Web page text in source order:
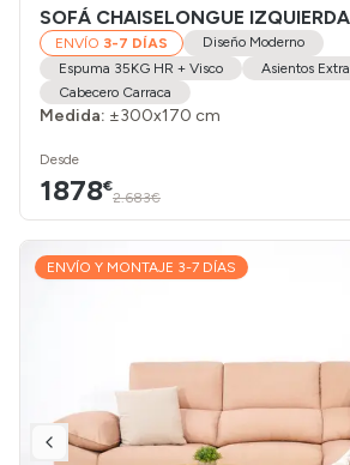
SOFÁ CHAISELONGUE
ENVÍO 3-7 DÍAS
Diseño Moderno
Espuma 35KG HR + Visco
Asientos
Cabecero Carraca
Medida: ±300x170 cm
Desde
1878€
2.683€
ENVÍO Y MONTAJE 3-7 DÍAS